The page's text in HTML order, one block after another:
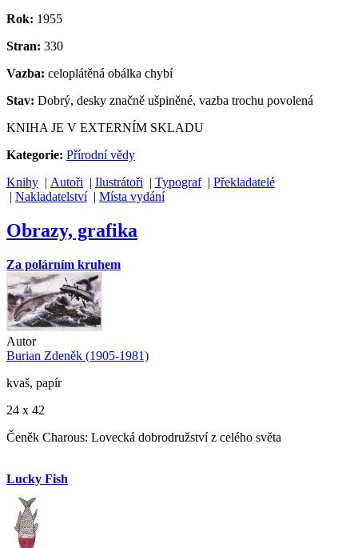
Rok: 1955
Stran: 330
Vazba: celoplátěná obálka chybí
Stav: Dobrý, desky značně ušpiněné, vazba trochu povolená
KNIHA JE V EXTERNÍM SKLADU
Kategorie: Přírodní vědy
Knihy | Autoři | Ilustrátoři | Typograf| Překladatelé
| Nakladatelství| Místa vydání
Obrazy, grafika
Za polárním kruhem
Autor
Burian Zdeněk (1905-1981)
kvaš, papír
24 x 42
Čeněk Charous: Lovecká dobrodružství z celého světa
Lucky Fish